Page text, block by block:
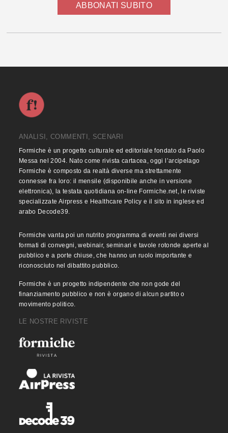
ABBONATI SUBITO
ANALISI, COMMENTI, SCENARI
Formiche è un progetto culturale ed editoriale fondato da Paolo
Messa nel 2004. Nato come rivista cartacea, oggi l’arcipelago
Formiche è composto da realtà diverse ma strettamente
connesse fra loro: il mensile (disponibile anche in versione
elettronica), la testata quotidiana on-line Formiche.net, le riviste
specializzate Airpress e Healthcare Policy e il sito in inglese ed
arabo Decode39.
Formiche vanta poi un nutrito programma di eventi nei diversi
formati di convegni, webinair, seminari e tavole rotonde aperte al
pubblico e a porte chiuse, che hanno un ruolo importante e
riconosciuto nel dibattito pubblico.
Formiche è un progetto indipendente che non gode del
finanziamento pubblico e non è organo di alcun partito o
movimento politico.
LE NOSTRE RIVISTE